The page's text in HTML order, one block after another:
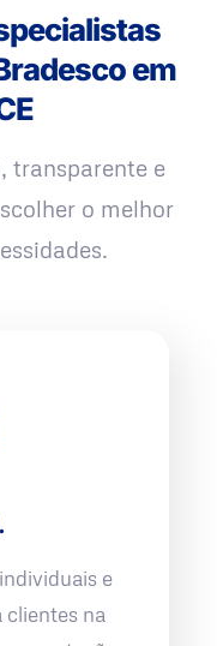
em
transparente e
o melhor
e
clientes na